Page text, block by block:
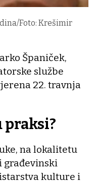
Foto: Krešimir
Španiček,
službe
22. travnja
praksi?
na lokalitetu
građevinski
kulture i